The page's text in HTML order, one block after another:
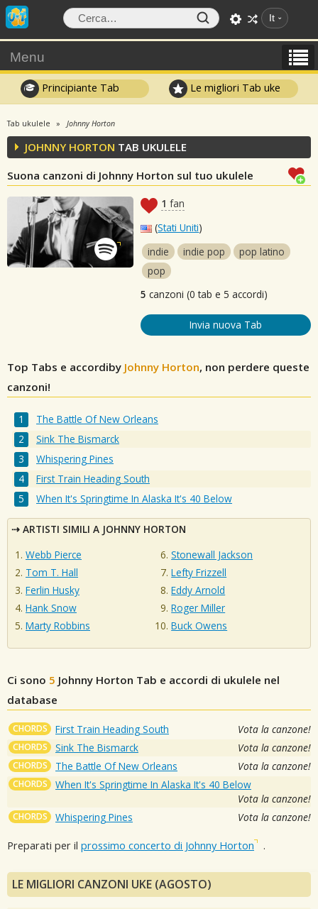
It
Menu
Principiante Tab Le migliori Tab uke
Tab ukulele Johnny Horton
JOHNNY HORTON TAB UKULELE
Suona canzoni di Johnny Horton sul tuo ukulele
1 fan
(Stati Uniti)
indie
indie pop
pop latino
pop
5 canzoni (0 tab e 5 accordi)
Invia nuova Tab
Top Tabs e accordiby Johnny Horton, non perdere queste
canzoni!
The Battle Of New Orleans
Sink The Bismarck
Whispering Pines
First Train Heading South
When It's Springtime In Alaska It's 40 Below
ARTISTI SIMILI A JOHNNY HORTON
Webb Pierce
Tom T. Hall
Ferlin Husky
Hank Snow
Marty Robbins
Stonewall Jackson
Lefty Frizzell
Eddy Arnold
Roger Miller
Buck Owens
Ci sono 5 Johnny Horton Tab e accordi di ukulele nel
database
CHORDS First Train Heading South Vota la canzone!
CHORDS Sink The Bismarck Vota la canzone!
CHORDS The Battle Of New Orleans Vota la canzone!
CHORDS
When It's Springtime In Alaska It's 40 Below
Vota la canzone!
CHORDS Whispering Pines Vota la canzone!
Preparati per il prossimo concerto di Johnny Horton .
LE MIGLIORI CANZONI UKE (AGOSTO)